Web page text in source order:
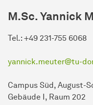
M.Sc. Yannick
Tel.: +49 231-755 6068
yannick.meuter@tu-
Campus Süd, August-
Gebäude I, Raum 202